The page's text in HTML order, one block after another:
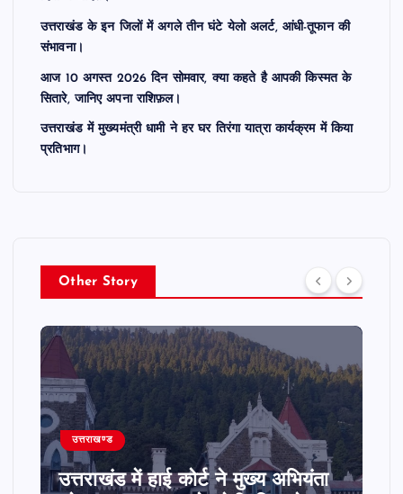
उत्तराखंड के इन जिलों में अगले तीन घंटे येलो अलर्ट, आंधी-तूफान की
संभावना।
आज 10 अगस्त 2026 दिन सोमवार, क्या कहते है आपकी किस्मत के
सितारे, जानिए अपना राशिफ़ल।
उत्तराखंड में मुख्यमंत्री धामी ने हर घर तिरंगा यात्रा कार्यक्रम में किया
प्रतिभाग।
Other Story
उत्तराखण्ड
उत्तराखंड में हाई कोर्ट ने मुख्य अभियंता